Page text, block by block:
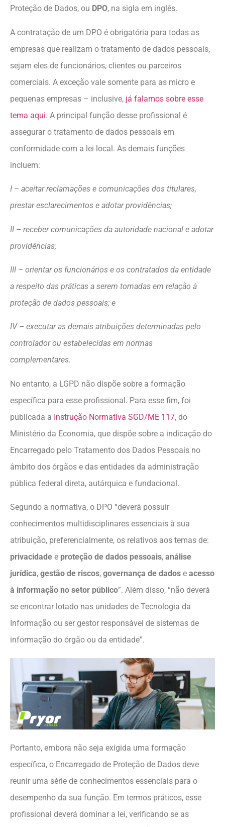
Proteção de Dados, ou DPO, na sigla em inglês.
A contratação de um DPO é obrigatória para todas as
empresas que realizam o tratamento de dados pessoais,
sejam eles de funcionários, clientes ou parceiros
comerciais. A exceção vale somente para as micro e
pequenas empresas – inclusive, já falamos sobre esse
tema aqui. A principal função desse profissional é
assegurar o tratamento de dados pessoais em
conformidade com a lei local. As demais funções
incluem:
I – aceitar reclamações e comunicações dos titulares,
prestar esclarecimentos e adotar providências;
II – receber comunicações da autoridade nacional e adotar
providências;
III – orientar os funcionários e os contratados da entidade
a respeito das práticas a serem tomadas em relação à
proteção de dados pessoais; e
IV – executar as demais atribuições determinadas pelo
controlador ou estabelecidas em normas
complementares.
No entanto, a LGPD não dispõe sobre a formação
específica para esse profissional. Para esse fim, foi
publicada a Instrução Normativa SGD/ME 117, do
Ministério da Economia, que dispõe sobre a indicação do
Encarregado pelo Tratamento dos Dados Pessoais no
âmbito dos órgãos e das entidades da administração
pública federal direta, autárquica e fundacional.
Segundo a normativa, o DPO “deverá possuir
conhecimentos multidisciplinares essenciais à sua
atribuição, preferencialmente, os relativos aos temas de:
privacidade e proteção de dados pessoais, análise
jurídica, gestão de riscos, governança de dados e acesso
à informação no setor público”. Além disso, “não deverá
se encontrar lotado nas unidades de Tecnologia da
Informação ou ser gestor responsável de sistemas de
informação do órgão ou da entidade”.
Portanto, embora não seja exigida uma formação
específica, o Encarregado de Proteção de Dados deve
reunir uma série de conhecimentos essenciais para o
desempenho da sua função. Em termos práticos, esse
profissional deverá dominar a lei, verificando se as